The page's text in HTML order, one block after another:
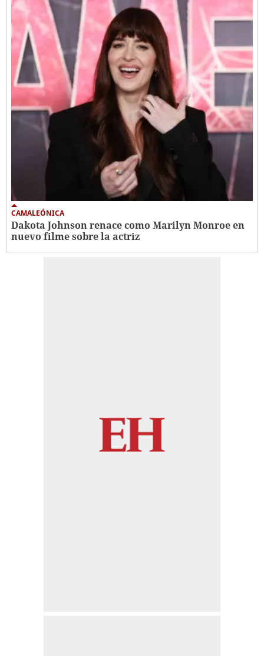
CAMALEÓNICA
Dakota Johnson renace como Marilyn Monroe en
nuevo filme sobre la actriz